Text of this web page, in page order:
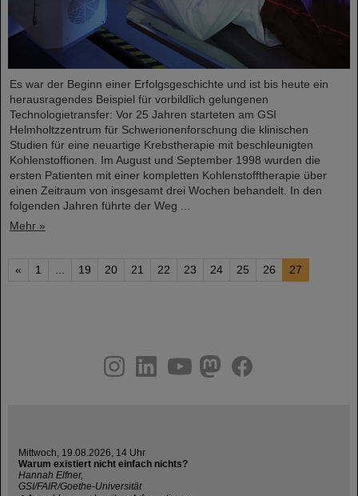
Es war der Beginn einer Erfolgsgeschichte und ist bis heute ein
herausragendes Beispiel für vorbildlich gelungenen
Technologietransfer: Vor 25 Jahren starteten am GSI
Helmholtzzentrum für Schwerionenforschung die klinischen
Studien für eine neuartige Krebstherapie mit beschleunigten
Kohlenstoffionen. Im August und September 1998 wurden die
ersten Patienten mit einer kompletten Kohlenstofftherapie über
einen Zeitraum von insgesamt drei Wochen behandelt. In den
folgenden Jahren führte der Weg ...
Mehr »
« 1 19 20 21 22 23 24 25 26 27
youtube
helmholtz.social
facebook
Mittwoch, 19.08.2026, 14 Uhr
Warum existiert nicht einfach nichts?
Hannah Elfner,
GSI/FAIR/Goethe-Universität